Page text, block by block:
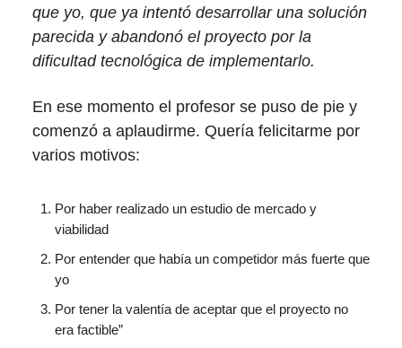
que yo, que ya intentó desarrollar una solución
parecida y abandonó el proyecto por la
dificultad tecnológica de implementarlo.
En ese momento el profesor se puso de pie y
comenzó a aplaudirme. Quería felicitarme por
varios motivos:
Por haber realizado un estudio de mercado y
viabilidad
Por entender que había un competidor más fuerte que
yo
Por tener la valentía de aceptar que el proyecto no
era factible”